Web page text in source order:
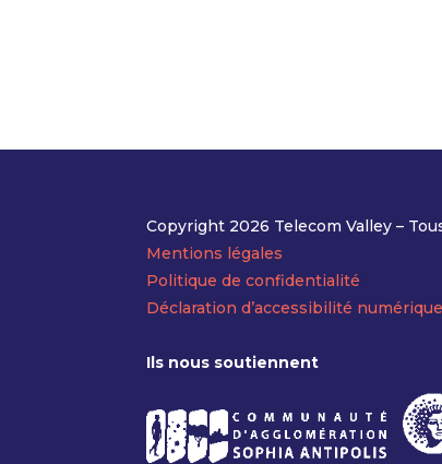
Copyright 2026 Telecom Valley –
Mentions légales
Politique de confidentialité
Déclaration d’accessibilité numérique
Ils nous soutiennent